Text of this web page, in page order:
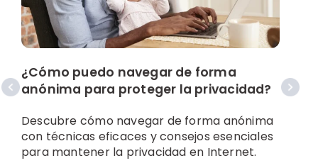
¿Cómo puedo navegar de forma
anónima para proteger la privacidad?
Descubre cómo navegar de forma anónima
con técnicas eficaces y consejos esenciales
para mantener la privacidad en Internet.